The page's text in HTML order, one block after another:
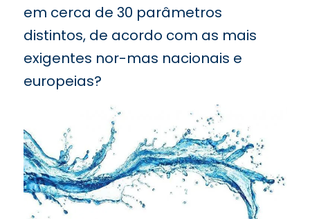
em cerca de 30 parâmetros
distintos, de acordo com as mais
exigentes nor-mas nacionais e
europeias?